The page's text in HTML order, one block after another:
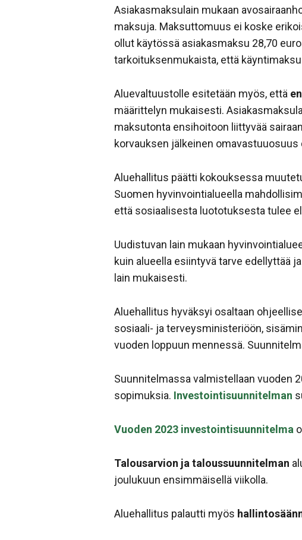
Asiakasmaksulain mukaan
maksuja. Maksuttomuus ei koske
ollut käytössä asiakasmaksu 28,70
tarkoituksenmukaista, että
Aluevaltuustolle esitetään myös, että
määrittelyn mukaisesti.
maksutonta ensihoitoon liittyvää
korvauksen jälkeinen omavastuuosuus
Aluehallitus päätti kokouksessa
Suomen hyvinvointialueella
että sosiaalisesta luototuksesta tulee
Uudistuvan lain mukaan
kuin alueella esiintyvä tarve edellyttää
lain mukaisesti.
Aluehallitus hyväksyi osaltaan
sosiaali- ja terveysministeriöön,
vuoden loppuun mennessä.
Suunnitelmassa valmistellaan vuoden
sopimuksia. Investointisuunnitelman
Vuoden 2023 investointisuunnitelma
Talousarvion ja taloussuunnitelman
joulukuun ensimmäisellä viikolla.
Aluehallitus palautti myös